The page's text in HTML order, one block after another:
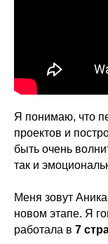
Я понимаю, что
проектов и
быть очень
так и
Меня зовут
новом этапе. Я
работала в 7